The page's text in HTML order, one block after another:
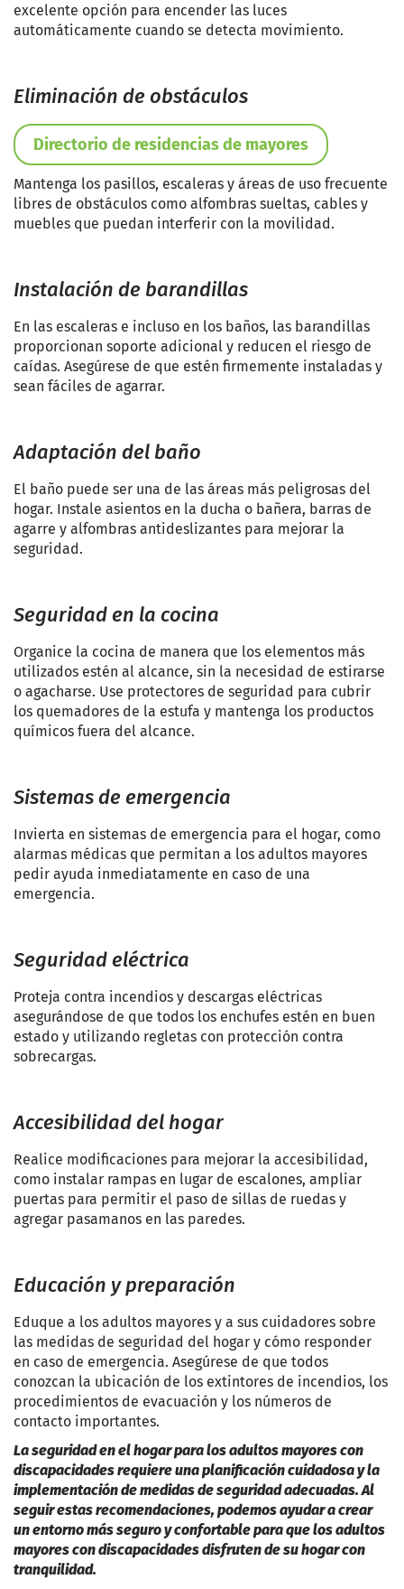
excelente opción para encender las luces
automáticamente cuando se detecta movimiento.
Eliminación de obstáculos
Directorio de residencias de mayores
Mantenga los pasillos, escaleras y áreas de uso frecuente
libres de obstáculos como alfombras sueltas, cables y
muebles que puedan interferir con la movilidad.
Instalación de barandillas
En las escaleras e incluso en los baños, las barandillas
proporcionan soporte adicional y reducen el riesgo de
caídas. Asegúrese de que estén firmemente instaladas y
sean fáciles de agarrar.
Adaptación del baño
El baño puede ser una de las áreas más peligrosas del
hogar. Instale asientos en la ducha o bañera, barras de
agarre y alfombras antideslizantes para mejorar la
seguridad.
Seguridad en la cocina
Organice la cocina de manera que los elementos más
utilizados estén al alcance, sin la necesidad de estirarse
o agacharse. Use protectores de seguridad para cubrir
los quemadores de la estufa y mantenga los productos
químicos fuera del alcance.
Sistemas de emergencia
Invierta en sistemas de emergencia para el hogar, como
alarmas médicas que permitan a los adultos mayores
pedir ayuda inmediatamente en caso de una
emergencia.
Seguridad eléctrica
Proteja contra incendios y descargas eléctricas
asegurándose de que todos los enchufes estén en buen
estado y utilizando regletas con protección contra
sobrecargas.
Accesibilidad del hogar
Realice modificaciones para mejorar la accesibilidad,
como instalar rampas en lugar de escalones, ampliar
puertas para permitir el paso de sillas de ruedas y
agregar pasamanos en las paredes.
Educación y preparación
Eduque a los adultos mayores y a sus cuidadores sobre
las medidas de seguridad del hogar y cómo responder
en caso de emergencia. Asegúrese de que todos
conozcan la ubicación de los extintores de incendios, los
procedimientos de evacuación y los números de
contacto importantes.
La seguridad en el hogar para los adultos mayores con
discapacidades requiere una planificación cuidadosa y la
implementación de medidas de seguridad adecuadas. Al
seguir estas recomendaciones, podemos ayudar a crear
un entorno más seguro y confortable para que los adultos
mayores con discapacidades disfruten de su hogar con
tranquilidad.